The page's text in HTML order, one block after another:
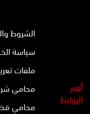
أهم
الروابط
الشروط
سياسة
ملفات
محامي
محامي